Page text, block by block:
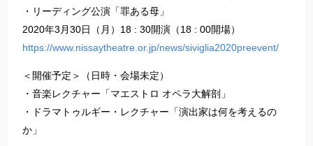
・リーディング公演「罪ある母」
2020年3月30日（月）18 : 30開演（18 : 00開場）
https://www.nissaytheatre.or.jp/news/siviglia2020preevent/
＜開催予定＞（日時・会場未定）
・音楽レクチャー「マエストロ オペラ大解剖」
・ドラマトゥルギー・レクチャー「演出家は何を考えるの
か」